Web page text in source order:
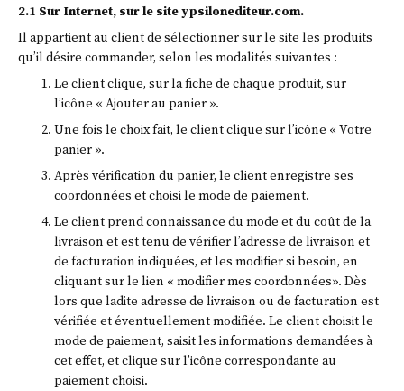
2.1 Sur Internet, sur le site ypsilonediteur.com.
Il appartient au client de sélectionner sur le site les produits
qu’il désire commander, selon les modalités suivantes :
Le client clique, sur la fiche de chaque produit, sur
l’icône « Ajouter au panier ».
Une fois le choix fait, le client clique sur l’icône « Votre
panier ».
Après vérification du panier, le client enregistre ses
coordonnées et choisi le mode de paiement.
Le client prend connaissance du mode et du coût de la
livraison et est tenu de vérifier l’adresse de livraison et
de facturation indiquées, et les modifier si besoin, en
cliquant sur le lien « modifier mes coordonnées». Dès
lors que ladite adresse de livraison ou de facturation est
vérifiée et éventuellement modifiée. Le client choisit le
mode de paiement, saisit les informations demandées à
cet effet, et clique sur l’icône correspondante au
paiement choisi.